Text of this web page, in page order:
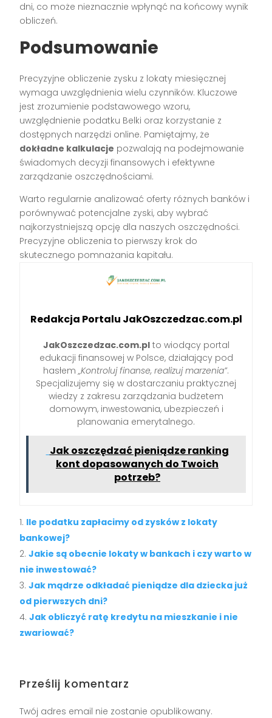
dni, co może nieznacznie wpłynąć na końcowy wynik
obliczeń.
Podsumowanie
Precyzyjne obliczenie zysku z lokaty miesięcznej
wymaga uwzględnienia wielu czynników. Kluczowe
jest zrozumienie podstawowego wzoru,
uwzględnienie podatku Belki oraz korzystanie z
dostępnych narzędzi online. Pamiętajmy, że
dokładne kalkulacje pozwalają na podejmowanie
świadomych decyzji finansowych i efektywne
zarządzanie oszczędnościami.
Warto regularnie analizować oferty różnych banków i
porównywać potencjalne zyski, aby wybrać
najkorzystniejszą opcję dla naszych oszczędności.
Precyzyjne obliczenia to pierwszy krok do
skutecznego pomnażania kapitału.
Redakcja Portalu JakOszczedzac.com.pl
JakOszczedzac.com.plto wiodący portal
edukacji finansowej w Polsce, działający pod
hasłem „Kontroluj finanse, realizuj marzenia”.
Specjalizujemy się w dostarczaniu praktycznej
wiedzy z zakresu zarządzania budżetem
domowym, inwestowania, ubezpieczeń i
planowania emerytalnego.
Jak oszczędzać pieniądze ranking
kont dopasowanych do Twoich
potrzeb?
Ile podatku zapłacimy od zysków z lokaty
bankowej?
Jakie są obecnie lokaty w bankach i czy warto w
nie inwestować?
Jak mądrze odkładać pieniądze dla dziecka już
od pierwszych dni?
Jak obliczyć ratę kredytu na mieszkanie i nie
zwariować?
Prześlij komentarz
Twój adres email nie zostanie opublikowany.